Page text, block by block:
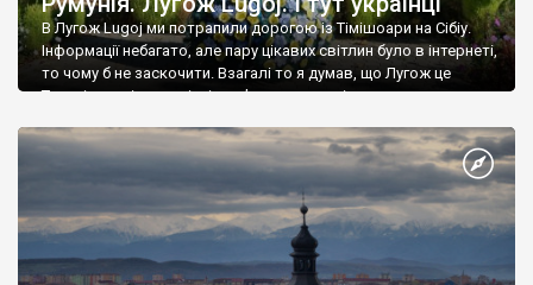
В Лугож Lugoj ми потрапили дорогою із Тімішоари на Сібіу.
Інформації небагато, але пару цікавих світлин було в інтернеті,
то чому б не заскочити. Взагалі то я думав, що Лугож це
Трансільванія, але пізніше з’ясував, що місто належить до
Трансільванії звідси 60 кілометрів на захід. Оглянули […]